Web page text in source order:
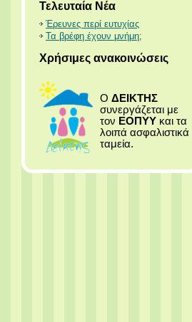
Τελευταία Νέα
Έρευνες περί ευτυχίας
Τα βρέφη έχουν μνήμη;
Χρήσιμες ανακοινώσεις
Ο ΔΕΙΚΤΗΣ
συνεργάζεται με
τον ΕΟΠΥΥ και τα
λοιπά ασφαλιστικά
ταμεία.